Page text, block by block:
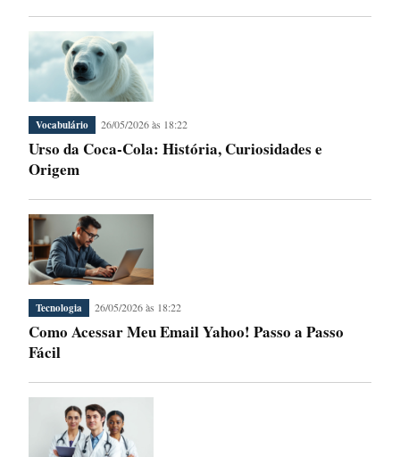
Vocabulário 26/05/2026 às 18:22
Urso da Coca-Cola: História, Curiosidades e
Origem
Tecnologia 26/05/2026 às 18:22
Como Acessar Meu Email Yahoo! Passo a Passo
Fácil